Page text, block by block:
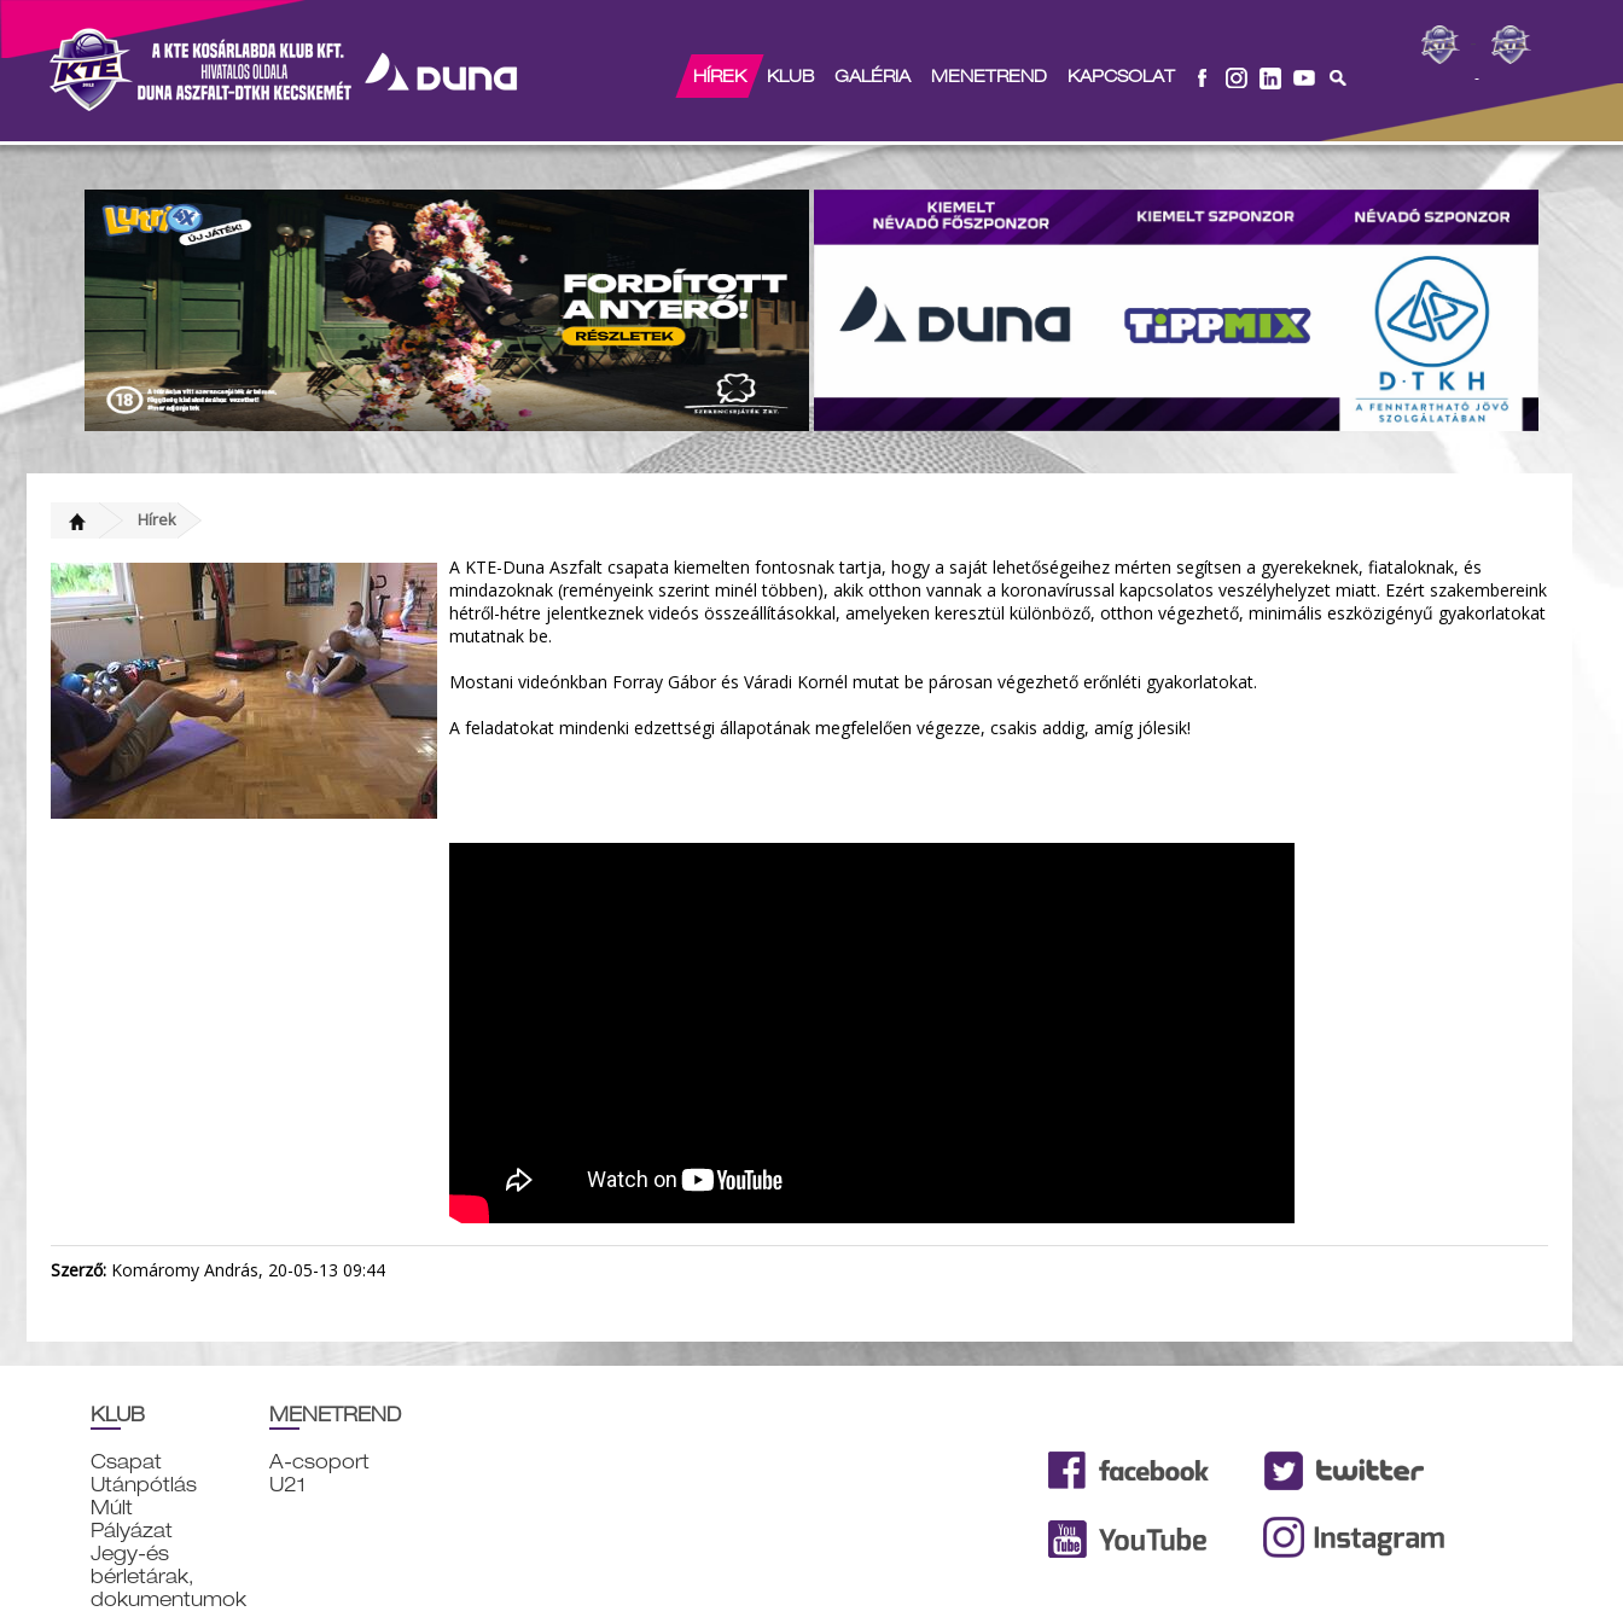
-
HÍREK KLUB GALÉRIA MENETREND KAPCSOLAT
Páros feladatok otthoni edzéshez
Hírek
A KTE-Duna Aszfalt csapata kiemelten fontosnak tartja, hogy a saját lehetőségeihez mérten segítsen a gyerekeknek, fiataloknak, és
mindazoknak (reményeink szerint minél többen), akik otthon vannak a koronavírussal kapcsolatos veszélyhelyzet miatt. Ezért szakembereink
hétről-hétre jelentkeznek videós összeállításokkal, amelyeken keresztül különböző, otthon végezhető, minimális eszközigényű gyakorlatokat
mutatnak be.
Mostani videónkban Forray Gábor és Váradi Kornél mutat be párosan végezhető erőnléti gyakorlatokat.
A feladatokat mindenki edzettségi állapotának megfelelően végezze, csakis addig, amíg jólesik!
Szerző: Komáromy András, 20-05-13 09:44
KLUB
Csapat
Utánpótlás
Múlt
Pályázat
Jegy-és
bérletárak,
dokumentumok
MENETREND
A-csoport
U21